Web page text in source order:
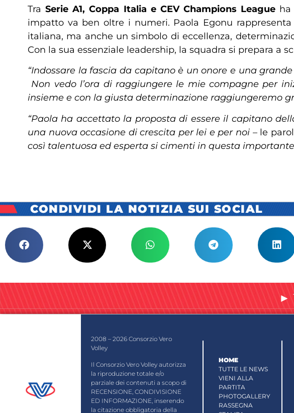
TraSerie A1, Coppa Italia e CEV Champions League
impatto va ben oltre i numeri. Paola Egonu
italiana, ma anche un simbolo di eccellenza,
Con la sua essenziale leadership, la squadra si prepara a
“Indossare la fascia da capitano è un onore e una
Non vedo l’ora di raggiungere le mie compagne per
insieme e con la giusta determinazione raggiungeremo
“Paola ha accettato la proposta di essere il capitano
una nuova occasione di crescita per lei e per noi – le
così talentuosa ed esperta si cimenti in questa importante
CONDIVIDI LA NOTIZIA SUI SOCIAL
►
2008 – 2026 Consorzio Vero
Volley
Il Consorzio Vero Volley autorizza
la riproduzione totale e/o
parziale dei contenuti a scopo di
RECENSIONE, CONDIVISIONE
ED INFORMAZIONE, inserendo
la citazione obbligatoria della
HOME
TUTTE LE NEWS
VIENI ALLA
PARTITA
PHOTOGALLERY
RASSEGNA